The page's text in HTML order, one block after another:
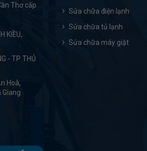
Thơ cấp
KIỀU,
- TP THỦ
Hoà,
Giang
Sửa chữa điện lạnh
Sửa chữa tủ lạnh
Sửa chữa máy giặt